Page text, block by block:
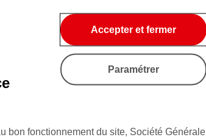
+
bon fonctionnement du site, Société Générale
Accepter et fermer
Paramétrer